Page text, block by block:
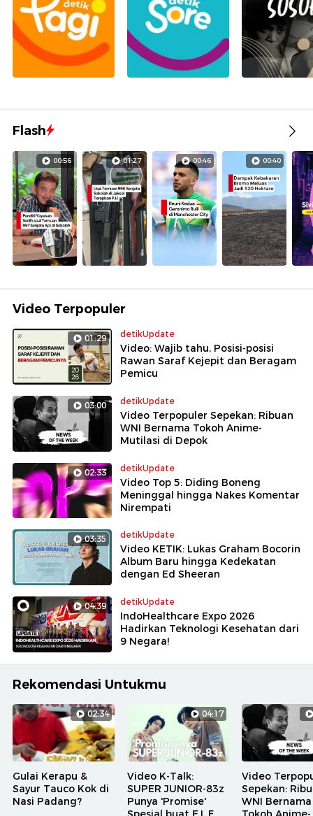
Flash
00:56 01:27 00:46 00:40
Video Terpopuler
01:29 detikUpdate
Video: Wajib tahu, Posisi-posisi
Rawan Saraf Kejepit dan Beragam
Pemicu
03:00 detikUpdate
Video Terpopuler Sepekan: Ribuan
WNI Bernama Tokoh Anime-
Mutilasi di Depok
02:33 detikUpdate
Video Top 5: Diding Boneng
Meninggal hingga Nakes Komentar
Nirempati
03:35 detikUpdate
Video KETIK: Lukas Graham Bocorin
Album Baru hingga Kedekatan
dengan Ed Sheeran
04:39 detikUpdate
IndoHealthcare Expo 2026
Hadirkan Teknologi Kesehatan dari
9 Negara!
Rekomendasi Untukmu
02:34
Gulai Kerapu &
Sayur Tauco Kok di
Nasi Padang?
04:17
Video K-Talk:
SUPER JUNIOR-83z
Punya 'Promise'
Video
Sepekan:
WNI Bernama